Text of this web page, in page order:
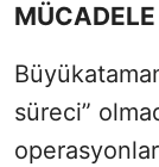
MÜCADELE
süreci”